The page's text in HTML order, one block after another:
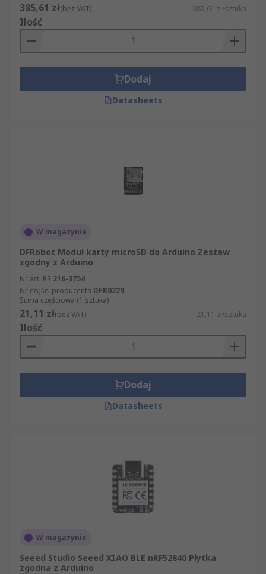
385,61 zł(bez VAT) 385,61 zł/sztuka
Ilość
Dodaj
Datasheets
W magazynie
DFRobot Moduł karty microSD do Arduino Zestaw
zgodny z Arduino
Nr art. RS 216-3754
Nr części producenta DFR0229
Suma częściowa (1 sztuka)
21,11 zł(bez VAT) 21,11 zł/sztuka
Ilość
Dodaj
Datasheets
W magazynie
Seeed Studio Seeed XIAO BLE nRF52840 Płytka
zgodna z Arduino